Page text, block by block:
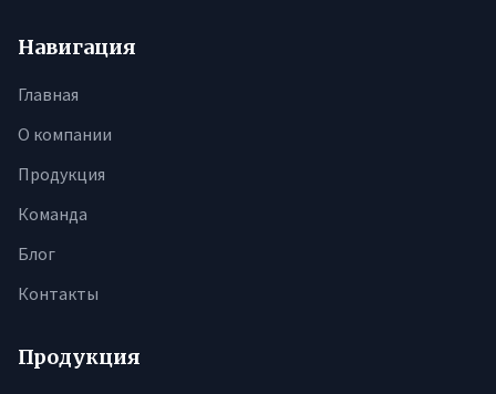
Навигация
Главная
О компании
Продукция
Команда
Блог
Контакты
Продукция